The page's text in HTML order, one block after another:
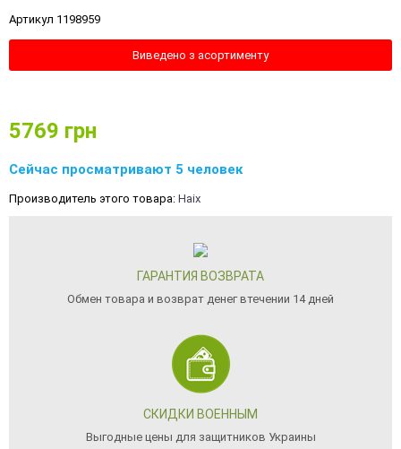
Артикул 1198959
Виведено з асортименту
5769 грн
Сейчас просматривают 5 человек
Производитель этого товара: Haix
ГАРАНТИЯ ВОЗВРАТА
Обмен товара и возврат денег втечении 14 дней
СКИДКИ ВОЕННЫМ
Выгодные цены для защитников Украины